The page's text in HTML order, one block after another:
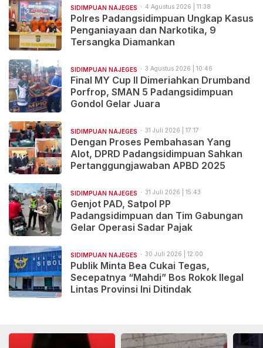
SIDIMPUAN NAJEGES 4 Agustus 2026 | 11:38
Polres Padangsidimpuan Ungkap Kasus
Penganiayaan dan Narkotika, 9
Tersangka Diamankan
SIDIMPUAN NAJEGES 3 Agustus 2026 | 10:46
Final MY Cup II Dimeriahkan Drumband
Porfrop, SMAN 5 Padangsidimpuan
Gondol Gelar Juara
SIDIMPUAN NAJEGES 31 Juli 2026 | 17:17
Dengan Proses Pembahasan Yang
Alot, DPRD Padangsidimpuan Sahkan
Pertanggungjawaban APBD 2025
SIDIMPUAN NAJEGES 31 Juli 2026 | 15:43
Genjot PAD, Satpol PP
Padangsidimpuan dan Tim Gabungan
Gelar Operasi Sadar Pajak
SIDIMPUAN NAJEGES 30 Juli 2026 | 12:00
Publik Minta Bea Cukai Tegas,
Secepatnya “Mahdi” Bos Rokok Ilegal
Lintas Provinsi Ini Ditindak